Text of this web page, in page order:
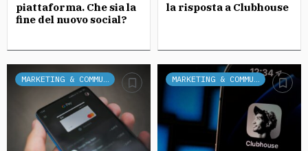
piattaforma. Che sia la
fine del nuovo social?
la risposta a Clubhouse
MARKETING & COMMUNICATION MARKETING & COMMUNICATION